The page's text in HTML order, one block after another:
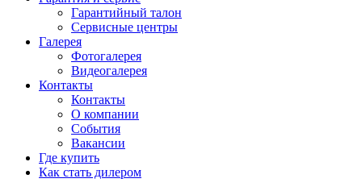
Гарантийный талон
Сервисные центры
Галерея
Фотогалерея
Видеогалерея
Контакты
Контакты
О компании
События
Вакансии
Где купить
Как стать дилером